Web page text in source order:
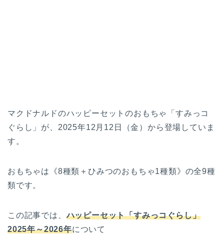
マクドナルドのハッピーセットのおもちゃ「すみっコ
ぐらし」が、2025年12月12日（金）から登場していま
す。
おもちゃは《8種類＋ひみつのおもちゃ1種類》の全9種
類です。
この記事では、ハッピーセット「すみっコぐらし」
2025年～2026年について